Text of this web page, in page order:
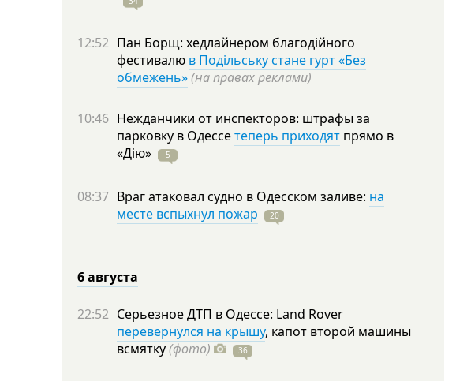
12:52 Пан Борщ: хедлайнером благодійного
фестивалю в Подільську стане гурт «Без
обмежень»(на правах реклами)
10:46 Нежданчики от инспекторов: штрафы за
парковку в Одессетеперь приходят прямо в
«Дію»
5
08:37 Враг атаковал судно в Одесском заливе: на
месте вспыхнул пожар
20
6 августа
22:52 Серьезное ДТП в Одессе: Land Rover
перевернулся на крышу, капот второй машины
всмятку(фото) 36